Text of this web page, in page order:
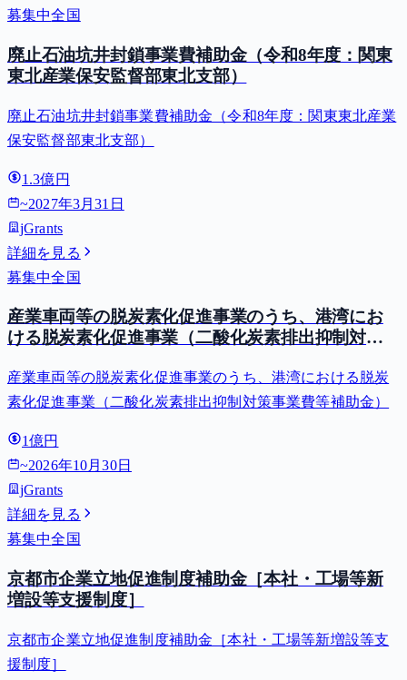
募集中全国
廃止石油坑井封鎖事業費補助金（令和8年度：関東
東北産業保安監督部東北支部）
廃止石油坑井封鎖事業費補助金（令和8年度：関東東北産業
保安監督部東北支部）
1.3億円
~2027年3月31日
jGrants
詳細を見る
募集中全国
産業車両等の脱炭素化促進事業のうち、港湾にお
ける脱炭素化促進事業（二酸化炭素排出抑制対策
産業車両等の脱炭素化促進事業のうち、港湾における脱炭
素化促進事業（二酸化炭素排出抑制対策事業費等補助金）
1億円
~2026年10月30日
jGrants
詳細を見る
募集中全国
京都市企業立地促進制度補助金［本社・工場等新
増設等支援制度］
京都市企業立地促進制度補助金［本社・工場等新増設等支
援制度］